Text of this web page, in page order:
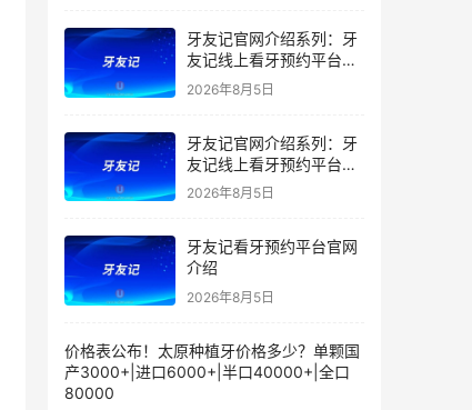
牙友记官网介绍系列：牙
友记线上看牙预约平台落
地同城就诊经验打破未知
2026年8月5日
牙友记官网介绍系列：牙
友记线上看牙预约平台的
优势在哪里？
2026年8月5日
牙友记看牙预约平台官网
介绍
2026年8月5日
价格表公布！太原种植牙价格多少？单颗国
产3000+|进口6000+|半口40000+|全口
80000